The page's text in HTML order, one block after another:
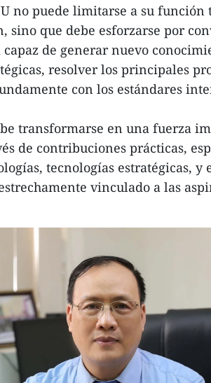
no puede limitarse a su
sino que debe esforzarse por
de generar nuevo
resolver los principales
con los estándares
transformarse en una fuerza
de contribuciones prácticas,
tecnologías estratégicas, y
vinculado a las